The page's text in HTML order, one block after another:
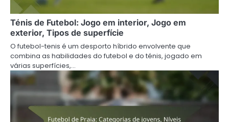
Ténis de Futebol: Jogo em interior, Jogo em
exterior, Tipos de superfície
O futebol-tenis é um desporto híbrido envolvente que
combina as habilidades do futebol e do ténis, jogado em
várias superfícies,…